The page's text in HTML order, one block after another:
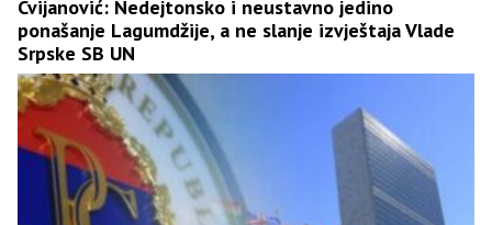
Cvijanović: Nedejtonsko i neustavno jedino
ponašanje Lagumdžije, a ne slanje izvještaja Vlade
Srpske SB UN